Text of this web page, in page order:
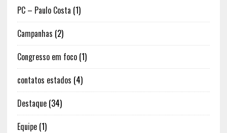
PC – Paulo Costa (1)
Campanhas (2)
Congresso em foco(1)
contatos estados (4)
Destaque(34)
Equipe(1)